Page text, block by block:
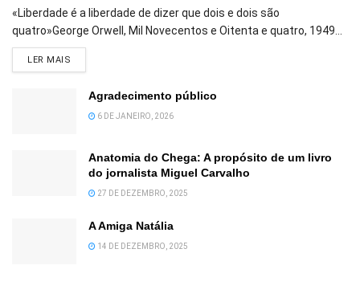
«Liberdade é a liberdade de dizer que dois e dois são
quatro»George Orwell, Mil Novecentos e Oitenta e quatro, 1949...
LER MAIS
Agradecimento público
6 DE JANEIRO, 2026
Anatomia do Chega: A propósito de um livro
do jornalista Miguel Carvalho
27 DE DEZEMBRO, 2025
A Amiga Natália
14 DE DEZEMBRO, 2025